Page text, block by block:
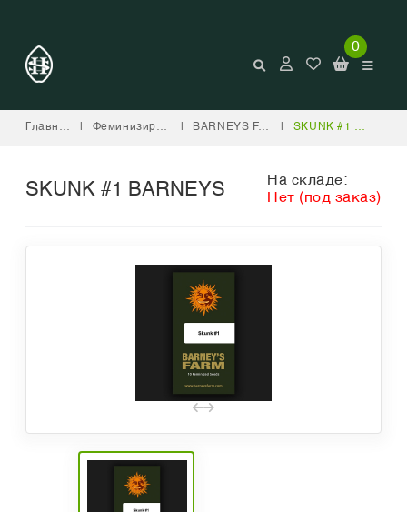
0
Главная | Феминизированные | BARNEYS FARM | SKUNK #1 BARNEYS
SKUNK #1 BARNEYS
На складе:
Нет (под заказ)